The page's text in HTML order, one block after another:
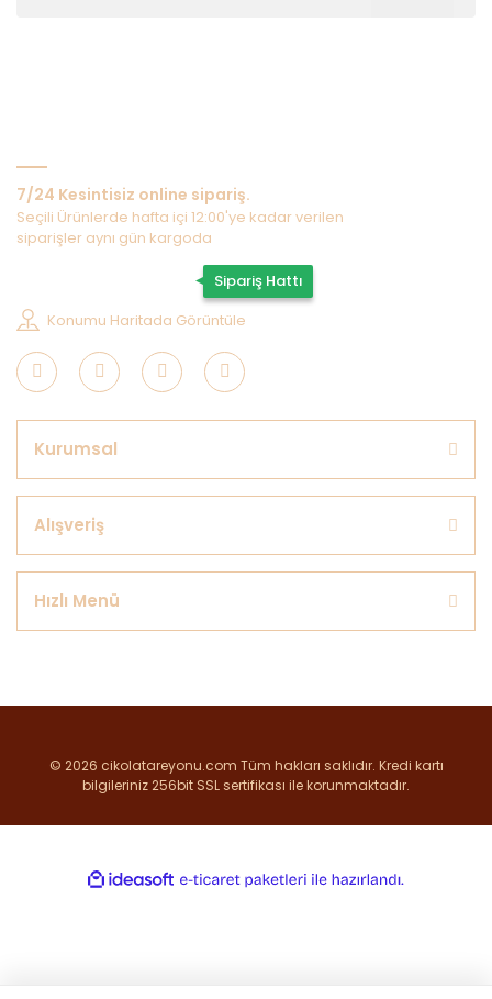
7/24 Kesintisiz online sipariş.
Seçili Ürünlerde hafta içi 12:00'ye kadar verilen
siparişler aynı gün kargoda
Sipariş Hattı
Konumu Haritada Görüntüle
Kurumsal
Alışveriş
Hızlı Menü
© 2026 cikolatareyonu.com Tüm hakları saklıdır. Kredi kartı
bilgileriniz 256bit SSL sertifikası ile korunmaktadır.
ideasoft
e-